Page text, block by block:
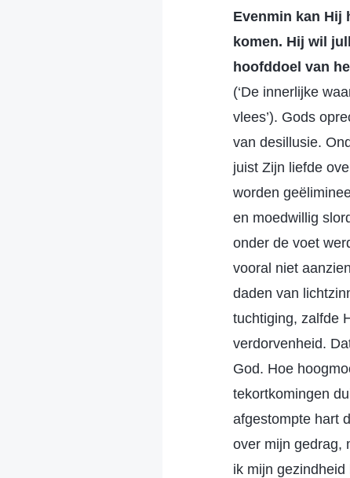
Evenmin kan Hij
komen. Hij wil
hoofddoel van
(‘De innerlijke
vlees’). Gods
van desillusie.
juist Zijn liefde
worden
en moedwillig
onder de voet
vooral niet
daden van
tuchtiging, zalfde
verdorvenheid.
God. Hoe
tekortkomingen
afgestompte hart
over mijn gedrag,
ik mijn